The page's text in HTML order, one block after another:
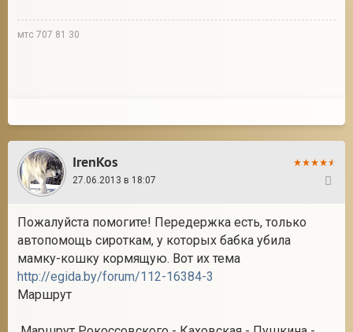
мтс 707 81 30
IrenKos
27.06.2013 в 18:07
Пожалуйста помогите! Передержка есть, только
автопомощь сироткам, у которых бабка убила
мамку-кошку кормящую. Вот их тема
http://egida.by/forum/112-16384-3
Маршрут